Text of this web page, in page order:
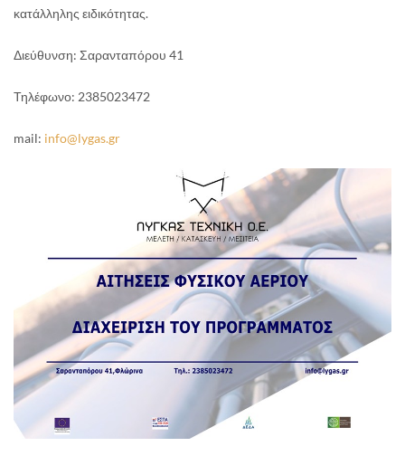
κατάλληλης ειδικότητας.
Διεύθυνση: Σαρανταπόρου 41
Τηλέφωνο: 2385023472
mail: info@lygas.gr